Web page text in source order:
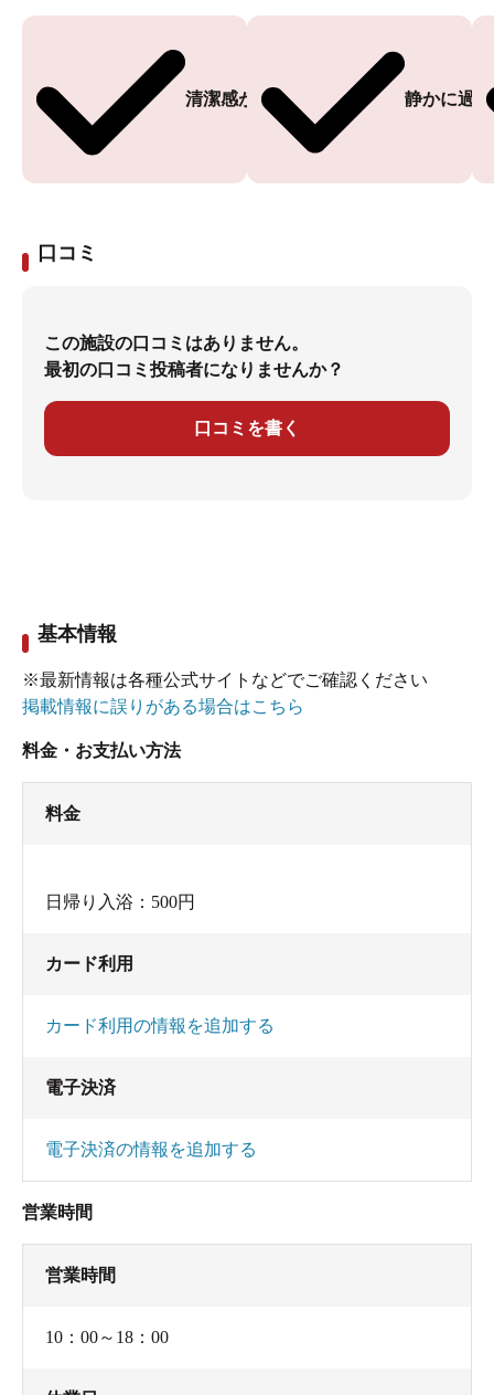
清潔感がある 静かに過
口コミ
この施設の口コミはありません。
最初の口コミ投稿者になりませんか？
口コミを書く
基本情報
※最新情報は各種公式サイトなどでご確認ください
掲載情報に誤りがある場合はこちら
料金・お支払い方法
料金
日帰り入浴：500円
カード利用
カード利用の情報を追加する
電子決済
電子決済の情報を追加する
営業時間
営業時間
10：00～18：00